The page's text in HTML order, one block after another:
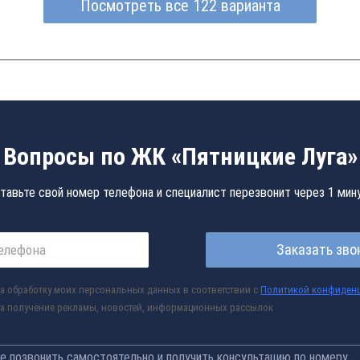
Посмотреть все 122 варианта
Вопросы по ЖК «Пятницкие Луга»
свой номер телефона и специалист перезвонит через 1
Заказать
обработку моих персональных данных в соответствии с Политикой
получение рекламы, новостей, информационных рассылок